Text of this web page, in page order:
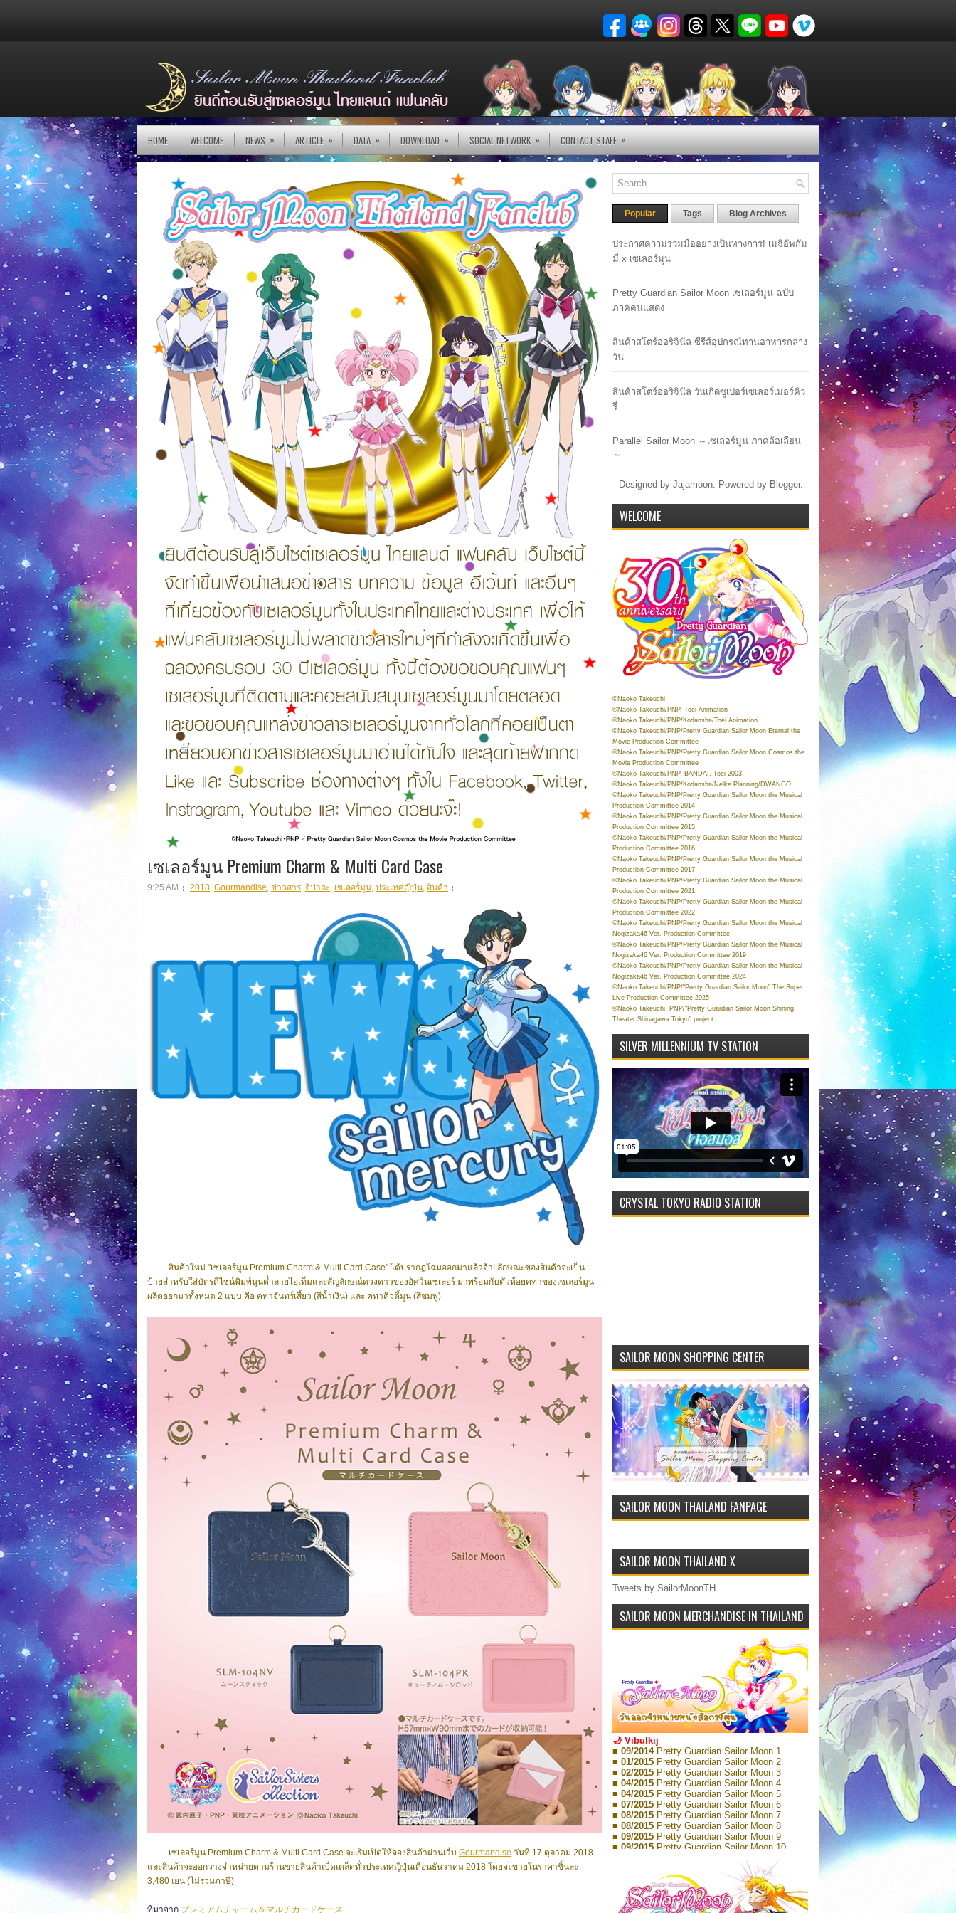
HOME WELCOME NEWS » ARTICLE » DATA » DOWNLOAD » SOCIAL NETWORK » CONTACT STAFF »
เซเลอร์มูน Premium Charm & Multi Card Case
9:25 AM 2018, Gourmandise, ข่าวสาร, จิปาถะ, เซเลอร์มูน, ประเทศญี่ปุ่น, สินค้า
สินค้าใหม่ "เซเลอร์มูน Premium Charm & Multi Card Case" ได้ปรากฎโฉมออกมาแล้วจ้า! ลักษณะของสินค้าจะเป็น
ป้ายสำหรับใส่บัตรดีไซน์พิมพ์นูนต่ำลายไอเท็มและสัญลักษณ์ดวงดาวของอัศวินเซเลอร์ มาพร้อมกับตัวห้อยคทาของเซเลอร์มูน
ผลิตออกมาทั้งหมด 2 แบบ คือ คทาจันทร์เสี้ยว (สีน้ำเงิน) และ คทาคิวตี้มูน (สีชมพู)
เซเลอร์มูน Premium Charm & Multi Card Case จะเริ่มเปิดให้จองสินค้าผ่านเว็บ Gourmandise วันที่ 17 ตุลาคม 2018
และสินค้าจะออกวางจำหน่ายตามร้านขายสินค้าเบ็ดเตล็ดทั่วประเทศญี่ปุ่นเดือนธันวาคม 2018 โดยจะขายในราคาชิ้นละ
3,480 เยน (ไม่รวมภาษี)
ที่มาจาก プレミアムチャーム＆マルチカードケース
Popular Tags Blog Archives
ประกาศความร่วมมืออย่างเป็นทางการ! เมจิอัพกัม
มี่ x เซเลอร์มูน
Pretty Guardian Sailor Moon เซเลอร์มูน ฉบับ
ภาคคนแสดง
สินค้าสโตร์ออริจินัล ซีรีส์อุปกรณ์ทานอาหารกลาง
วัน
สินค้าสโตร์ออริจินัล วันเกิดซูเปอร์เซเลอร์เมอร์คิว
รี่
Parallel Sailor Moon ～เซเลอร์มูน ภาคล้อเลียน
～
Designed by Jajamoon. Powered by Blogger.
WELCOME
©Naoko Takeuchi
©Naoko Takeuchi/PNP, Toei Animation
©Naoko Takeuchi/PNP/Kodansha/Toei Animation
©Naoko Takeuchi/PNP/Pretty Guardian Sailor Moon Eternal the
Movie Production Committee
©Naoko Takeuchi/PNP/Pretty Guardian Sailor Moon Cosmos the
Movie Production Committee
©Naoko Takeuchi/PNP, BANDAI, Toei 2003
©Naoko Takeuchi/PNP/Kodansha/Nelke Planning/DWANGO
©Naoko Takeuchi/PNP/Pretty Guardian Sailor Moon the Musical
Production Committee 2014
©Naoko Takeuchi/PNP/Pretty Guardian Sailor Moon the Musical
Production Committee 2015
©Naoko Takeuchi/PNP/Pretty Guardian Sailor Moon the Musical
Production Committee 2016
©Naoko Takeuchi/PNP/Pretty Guardian Sailor Moon the Musical
Production Committee 2017
©Naoko Takeuchi/PNP/Pretty Guardian Sailor Moon the Musical
Production Committee 2021
©Naoko Takeuchi/PNP/Pretty Guardian Sailor Moon the Musical
Production Committee 2022
©Naoko Takeuchi/PNP/Pretty Guardian Sailor Moon the Musical
Nogizaka46 Ver. Production Committee
©Naoko Takeuchi/PNP/Pretty Guardian Sailor Moon the Musical
Nogizaka46 Ver. Production Committee 2019
©Naoko Takeuchi/PNP/Pretty Guardian Sailor Moon the Musical
Nogizaka46 Ver. Production Committee 2024
©Naoko Takeuchi/PNP/“Pretty Guardian Sailor Moon” The Super
Live Production Committee 2025
©Naoko Takeuchi, PNP/“Pretty Guardian Sailor Moon Shining
Theater Shinagawa Tokyo” project
SILVER MILLENNIUM TV STATION
CRYSTAL TOKYO RADIO STATION
SAILOR MOON SHOPPING CENTER
SAILOR MOON THAILAND FANPAGE
SAILOR MOON THAILAND X
Tweets by SailorMoonTH
SAILOR MOON MERCHANDISE IN THAILAND
🌙 Vibulkij
■ 09/2014 Pretty Guardian Sailor Moon 1
■ 01/2015 Pretty Guardian Sailor Moon 2
■ 02/2015 Pretty Guardian Sailor Moon 3
■ 04/2015 Pretty Guardian Sailor Moon 4
■ 04/2015 Pretty Guardian Sailor Moon 5
■ 07/2015 Pretty Guardian Sailor Moon 6
■ 08/2015 Pretty Guardian Sailor Moon 7
■ 08/2015 Pretty Guardian Sailor Moon 8
■ 09/2015 Pretty Guardian Sailor Moon 9
■ 09/2015 Pretty Guardian Sailor Moon 10
Pretty Guardian Sailor Moon 11
Pretty Guardian Sailor Moon 12
Pretty Guardian Sailor Moon Short
Stories 1
■ 09/2018Pretty Guardian Sailor Moon Short